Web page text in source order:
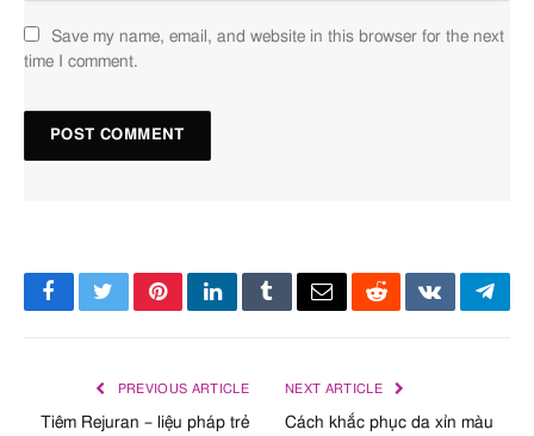
Save my name, email, and website in this browser for the next
time I comment.
FacebookTwitterPinterestLinkedInTumblrEmailRedditVKontakte
PREVIOUS ARTICLE
Tiêm Rejuran – liệu pháp trẻ
NEXT ARTICLE
Cách khắc phục da xỉn màu